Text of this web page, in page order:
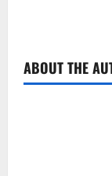
ABOUT THE